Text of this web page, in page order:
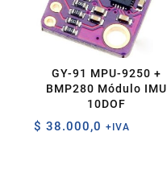
GY-91 MPU-9250 +
BMP280 Módulo IMU
10DOF
$ 38.000,0 +IVA